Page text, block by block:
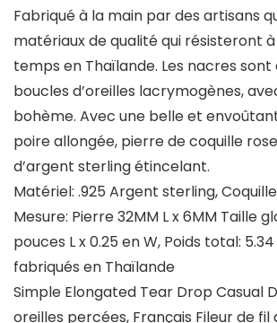
Fabriqué à la main par des artisans
matériaux de qualité qui résisteront à
temps en Thaïlande. Les nacres sont
boucles d’oreilles lacrymogènes,
bohème. Avec une belle et
poire allongée, pierre de coquille
d’argent sterling étincelant.
Matériel: .925 Argent sterling,
Mesure: Pierre 32MM L x 6MM Taille
pouces L x 0.25 en W, Poids total:
fabriqués en Thaïlande
Simple Elongated Tear Drop Casual
oreilles percées, Français Fileur de